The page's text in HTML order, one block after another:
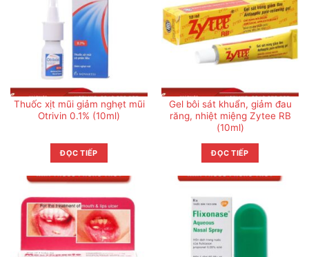
Thuốc xịt mũi giảm nghẹt mũi
Otrivin 0.1% (10ml)
ĐỌC TIẾP
Gel bôi sát khuẩn, giảm đau
răng, nhiệt miệng Zytee RB
(10ml)
ĐỌC TIẾP